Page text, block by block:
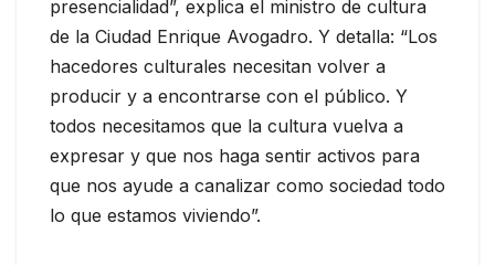
presencialidad”, explica el ministro de cultura
de la Ciudad Enrique Avogadro. Y detalla: “Los
hacedores culturales necesitan volver a
producir y a encontrarse con el público. Y
todos necesitamos que la cultura vuelva a
expresar y que nos haga sentir activos para
que nos ayude a canalizar como sociedad todo
lo que estamos viviendo”.